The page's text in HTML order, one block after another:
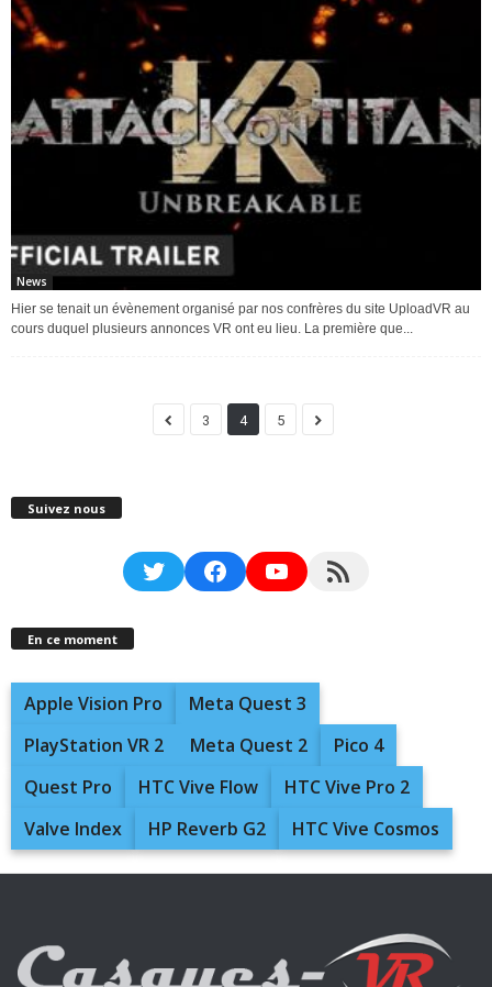
News
Hier se tenait un évènement organisé par nos confrères du site UploadVR au
cours duquel plusieurs annonces VR ont eu lieu. La première que...
3 4 5
Suivez nous
TwitterFacebookYouTubeRSS Feed
En ce moment
Apple Vision Pro
Meta Quest 3
PlayStation VR 2
Meta Quest 2
Pico 4
Quest Pro
HTC Vive Flow
HTC Vive Pro 2
Valve Index
HP Reverb G2 HTC Vive Cosmos